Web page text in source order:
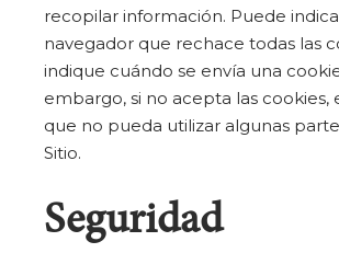
recopilar información. Puede
navegador que rechace todas las
indique cuándo se envía una
embargo, si no acepta las cookies,
que no pueda utilizar algunas
Sitio.
Seguridad